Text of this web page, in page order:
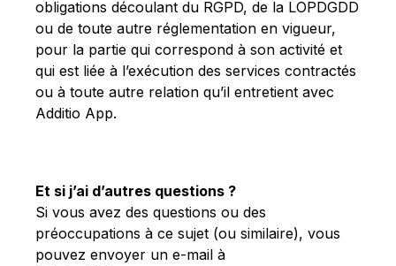
obligations découlant du RGPD, de la LOPDGDD
ou de toute autre réglementation en vigueur,
pour la partie qui correspond à son activité et
qui est liée à l’exécution des services contractés
ou à toute autre relation qu’il entretient avec
Additio App.
Et si j’ai d’autres questions ?
Si vous avez des questions ou des
préoccupations à ce sujet (ou similaire), vous
pouvez envoyer un e-mail à